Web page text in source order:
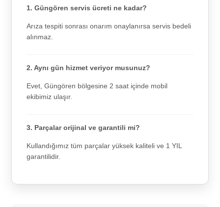
1. Güngören servis ücreti ne kadar?
Arıza tespiti sonrası onarım onaylanırsa servis bedeli
alınmaz.
2. Aynı gün hizmet veriyor musunuz?
Evet, Güngören bölgesine 2 saat içinde mobil
ekibimiz ulaşır.
3. Parçalar orijinal ve garantili mi?
Kullandığımız tüm parçalar yüksek kaliteli ve 1 YIL
garantilidir.